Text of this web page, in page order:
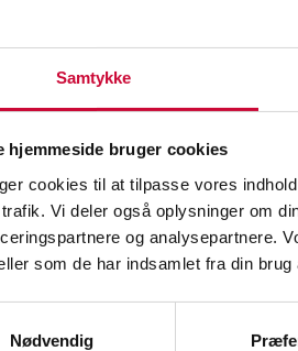
Samtykke
hjemmeside bruger cookies
cookies til at tilpasse vores
Vi deler også oplysninger om
og analysepartnere.
som de har indsamlet fra din brug
Nødvendig
Hobby og